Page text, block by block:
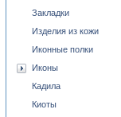
Закладки
Изделия из кожи
Иконные полки
Иконы
Кадила
Киоты